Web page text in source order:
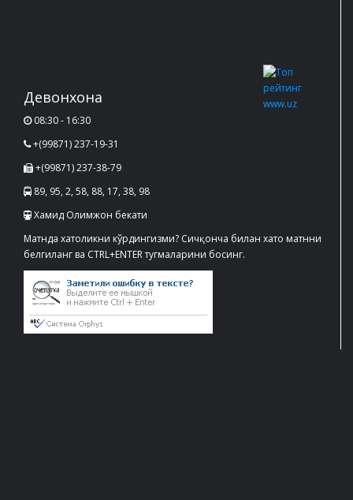
Девонхона
08:30 - 16:30
+(99871) 237-19-31
+(99871) 237-38-79
89, 95, 2, 58, 88, 17, 38, 98
Хамид Олимжон бекати
Матнда хатоликни кўрдингизми? Сичқонча билан хато матнни
белгиланг ва CTRL+ENTER тугмаларини босинг.